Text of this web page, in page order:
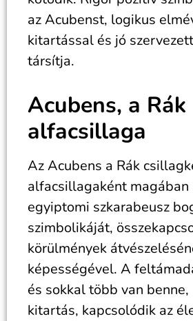
az Acubenst, logikus
kitartással és jó
társítja.
Acubens, a Rák
alfacsillaga
Az Acubens a Rák
alfacsillagaként magában
egyiptomi szkarabeusz
szimbolikáját,
körülmények
képességével. A
és sokkal több van
kitartás, kapcsolódik az